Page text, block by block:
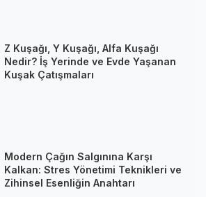
Z Kuşağı, Y Kuşağı, Alfa Kuşağı
Nedir? İş Yerinde ve Evde Yaşanan
Kuşak Çatışmaları
Modern Çağın Salgınına Karşı
Kalkan: Stres Yönetimi Teknikleri ve
Zihinsel Esenliğin Anahtarı